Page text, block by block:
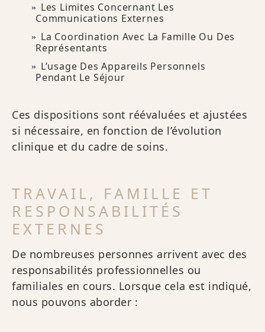
Les Limites Concernant Les
Communications Externes
La Coordination Avec La Famille Ou Des
Représentants
L’usage Des Appareils Personnels
Pendant Le Séjour
Ces dispositions sont réévaluées et ajustées
si nécessaire, en fonction de l’évolution
clinique et du cadre de soins.
TRAVAIL, FAMILLE ET
RESPONSABILITÉS
EXTERNES
De nombreuses personnes arrivent avec des
responsabilités professionnelles ou
familiales en cours. Lorsque cela est indiqué,
nous pouvons aborder :